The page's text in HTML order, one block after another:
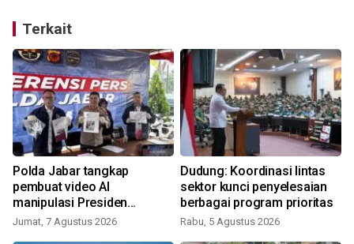
Terkait
Polda Jabar tangkap
pembuat video AI
manipulasi Presiden
Prabowo
Jumat, 7 Agustus 2026
Dudung: Koordinasi lintas
sektor kunci penyelesaian
berbagai program prioritas
Rabu, 5 Agustus 2026